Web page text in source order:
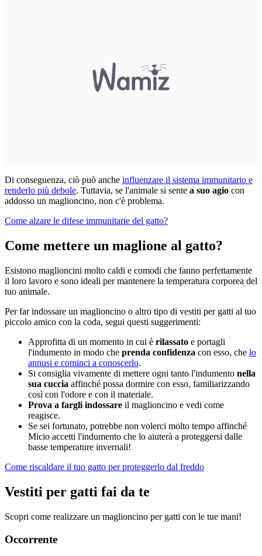
Di conseguenza, ciò può anche influenzare il sistema immunitario e
renderlo più debole. Tuttavia, se l'animale si sente a suo agio con
addosso un maglioncino, non c'è problema.
Come alzare le difese immunitarie del gatto?
Come mettere un maglione al gatto?
Esistono maglioncini molto caldi e comodi che fanno perfettamente
il loro lavoro e sono ideali per mantenere la temperatura corporea del
tuo animale.
Per far indossare un maglioncino o altro tipo di vestiti per gatti al tuo
piccolo amico con la coda, segui questi suggerimenti:
Approfitta di un momento in cui è rilassato e portagli
l'indumento in modo che prenda confidenza con esso, che lo
annusi e cominci a conoscerlo.
Si consiglia vivamente di mettere ogni tanto l'indumento nella
sua cuccia affinché possa dormire con esso, familiarizzando
così con l'odore e con il materiale.
Prova a fargli indossare il maglioncino e vedi come
reagisce.
Se sei fortunato, potrebbe non volerci molto tempo affinché
Micio accetti l'indumento che lo aiuterà a proteggersi dalle
basse temperature invernali!
Come riscaldare il tuo gatto per proteggerlo dal freddo
Vestiti per gatti fai da te
Scopri come realizzare un maglioncino per gatti con le tue mani!
Occorrente